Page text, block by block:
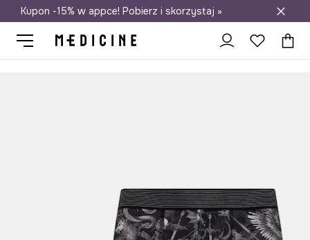
Darmowa dostawa do salonów
Kupon -15% w appce! Pobierz i skorzystaj »